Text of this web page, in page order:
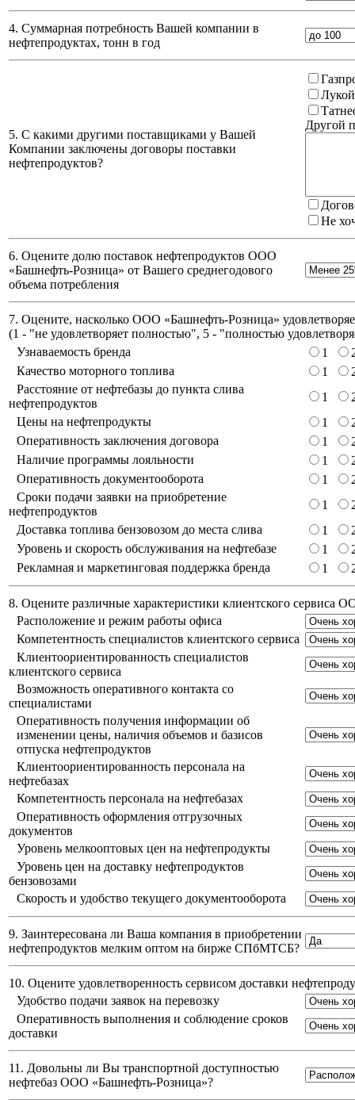
4. Суммарная потребность Вашей компании в
нефтепродуктах, тонн в год
5. С какими другими поставщиками у Вашей
Компании заключены договоры поставки
нефтепродуктов?
Другой
Не
6. Оцените долю поставок нефтепродуктов ООО
«Башнефть-Розница» от Вашего среднегодового
объема потребления
7. Оцените, насколько ООО «Башнефть-Розница»
(1 - "не удовлетворяет полностью", 5 - "полностью
Узнаваемость бренда
1
Качество моторного топлива
1
Расстояние от нефтебазы до пункта слива
нефтепродуктов
1
Цены на нефтепродукты
1
Оперативность заключения договора
1
Наличие программы лояльности
1
Оперативность документооборота
1
Сроки подачи заявки на приобретение
нефтепродуктов
1
Доставка топлива бензовозом до места слива
1
Уровень и скорость обслуживания на нефтебазе
1
Рекламная и маркетинговая поддержка бренда
1
8. Оцените различные характеристики клиентского сервиса
Расположение и режим работы офиса
Компетентность специалистов клиентского сервиса
Клиентоориентированность специалистов
клиентского сервиса
Возможность оперативного контакта со
специалистами
Оперативность получения информации об
изменении цены, наличия объемов и базисов
отпуска нефтепродуктов
Клиентоориентированность персонала на
нефтебазах
Компетентность персонала на нефтебазах
Оперативность оформления отгрузочных
документов
Уровень мелкооптовых цен на нефтепродукты
Уровень цен на доставку нефтепродуктов
бензовозами
Скорость и удобство текущего документооборота
9. Заинтересована ли Ваша компания в приобретении
нефтепродуктов мелким оптом на бирже СПбМТСБ?
10. Оцените удовлетворенность сервисом доставки
Удобство подачи заявок на перевозку
Оперативность выполнения и соблюдение сроков
доставки
11. Довольны ли Вы транспортной доступностью
нефтебаз ООО «Башнефть-Розница»?